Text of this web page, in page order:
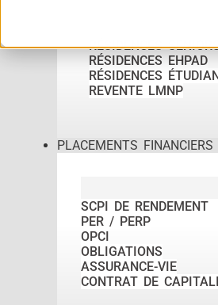
RÉSIDENCES
RÉSIDENCES EHPAD
RÉSIDENCES
REVENTE LMNP
PLACEMENTS FINANCIERS
SCPI DE RENDEMENT
PER / PERP
OPCI
OBLIGATIONS
ASSURANCE-VIE
CONTRAT DE